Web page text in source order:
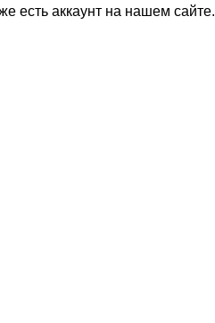
есть аккаунт на нашем сайте.